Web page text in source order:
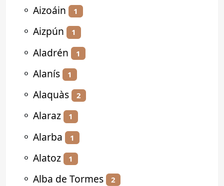
⚬ Aizoáin 1
⚬ Aizpún 1
⚬ Aladrén 1
⚬ Alanís 1
⚬ Alaquàs 2
⚬ Alaraz 1
⚬ Alarba 1
⚬ Alatoz 1
⚬ Alba de Tormes 2